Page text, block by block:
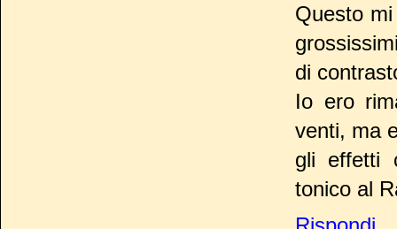
Questo
di
Io ero
venti, ma
gli effetti
tonico al